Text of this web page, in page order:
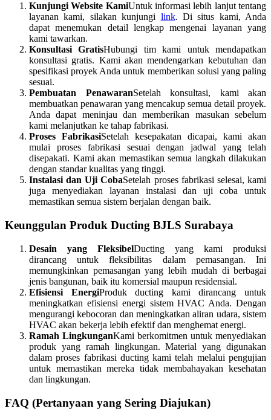
Kunjungi Website KamiUntuk informasi lebih lanjut tentang
layanan kami, silakan kunjungi link. Di situs kami, Anda
dapat menemukan detail lengkap mengenai layanan yang
kami tawarkan.
Konsultasi GratisHubungi tim kami untuk mendapatkan
konsultasi gratis. Kami akan mendengarkan kebutuhan dan
spesifikasi proyek Anda untuk memberikan solusi yang paling
sesuai.
Pembuatan PenawaranSetelah konsultasi, kami akan
membuatkan penawaran yang mencakup semua detail proyek.
Anda dapat meninjau dan memberikan masukan sebelum
kami melanjutkan ke tahap fabrikasi.
Proses FabrikasiSetelah kesepakatan dicapai, kami akan
mulai proses fabrikasi sesuai dengan jadwal yang telah
disepakati. Kami akan memastikan semua langkah dilakukan
dengan standar kualitas yang tinggi.
Instalasi dan Uji CobaSetelah proses fabrikasi selesai, kami
juga menyediakan layanan instalasi dan uji coba untuk
memastikan semua sistem berjalan dengan baik.
Keunggulan Produk Ducting BJLS Surabaya
Desain yang FleksibelDucting yang kami produksi
dirancang untuk fleksibilitas dalam pemasangan. Ini
memungkinkan pemasangan yang lebih mudah di berbagai
jenis bangunan, baik itu komersial maupun residensial.
Efisiensi EnergiProduk ducting kami dirancang untuk
meningkatkan efisiensi energi sistem HVAC Anda. Dengan
mengurangi kebocoran dan meningkatkan aliran udara, sistem
HVAC akan bekerja lebih efektif dan menghemat energi.
Ramah LingkunganKami berkomitmen untuk menyediakan
produk yang ramah lingkungan. Material yang digunakan
dalam proses fabrikasi ducting kami telah melalui pengujian
untuk memastikan mereka tidak membahayakan kesehatan
dan lingkungan.
FAQ (Pertanyaan yang Sering Diajukan)